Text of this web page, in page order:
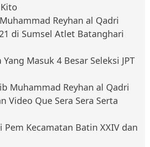
Reyhan al Qadri
di Sumsel Atlet Batanghari
Masuk 4 Besar Seleksi JPT
Muhammad Reyhan al Qadri
Video Que Sera Sera Serta
Pem Kecamatan Batin XXIV dan